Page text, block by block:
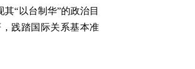
“以台制华”的政治目
践踏国际关系基本准